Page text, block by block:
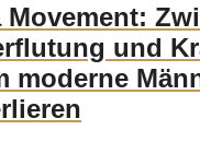
Movement:
und
moderne